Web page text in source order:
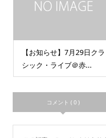
【お知らせ】7月29日クラ
シック・ライブ＠赤...
コメント ( 0 )